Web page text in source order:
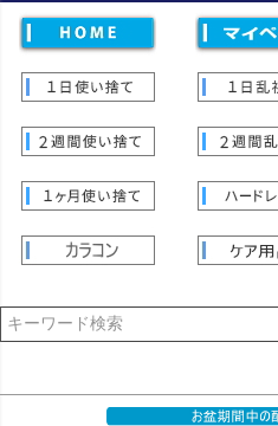
価格
〜
並び順
登録順
価格が高い順
レビュー順
キーワードヒット順